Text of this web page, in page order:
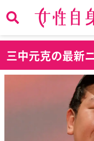
三中元克の最新